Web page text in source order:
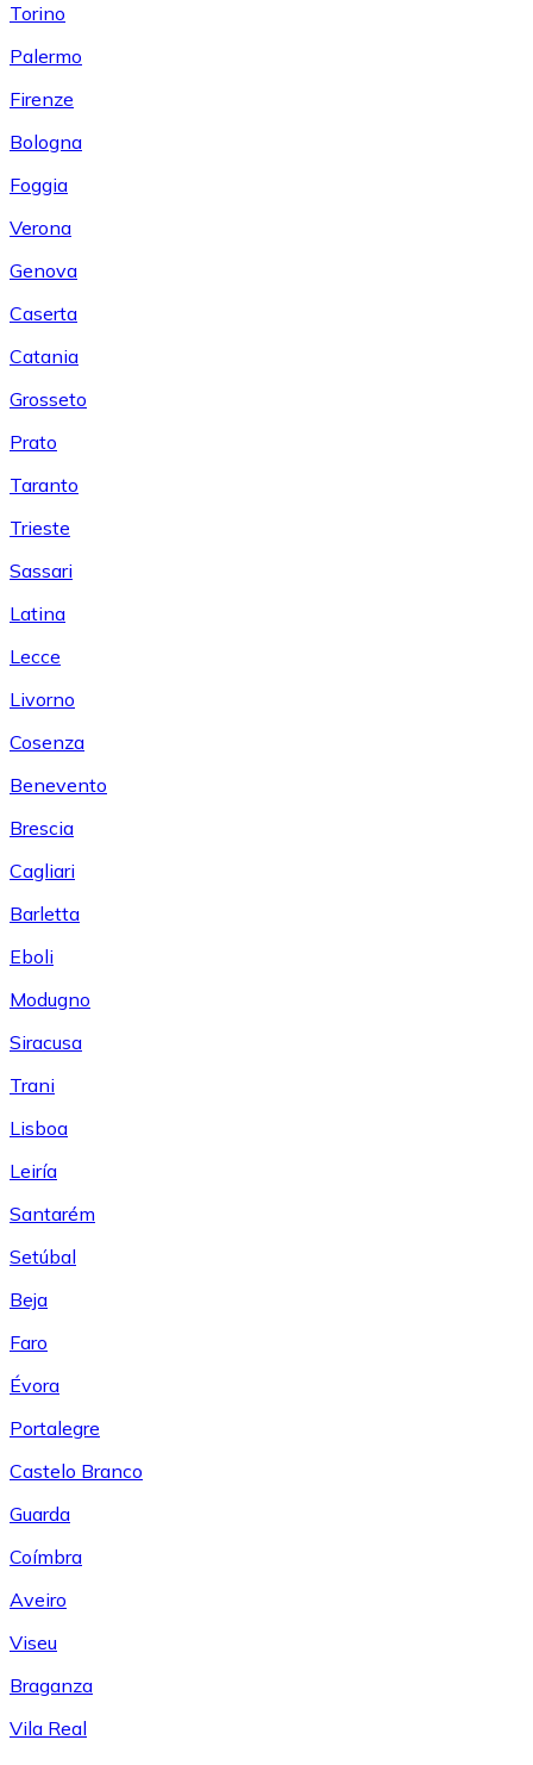
Torino
Palermo
Firenze
Bologna
Foggia
Verona
Genova
Caserta
Catania
Grosseto
Prato
Taranto
Trieste
Sassari
Latina
Lecce
Livorno
Cosenza
Benevento
Brescia
Cagliari
Barletta
Eboli
Modugno
Siracusa
Trani
Lisboa
Leiría
Santarém
Setúbal
Beja
Faro
Évora
Portalegre
Castelo Branco
Guarda
Coímbra
Aveiro
Viseu
Braganza
Vila Real